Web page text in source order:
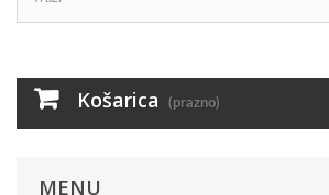
Košarica (prazno)
MENU